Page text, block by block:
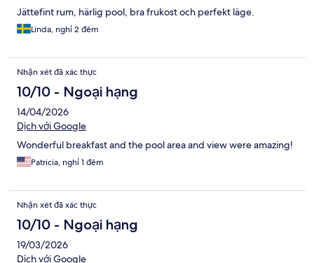
Jättefint rum, härlig pool, bra frukost och perfekt läge.
Linda, nghỉ 2 đêm
Nhận xét đã xác thực
10/10 - Ngoại hạng
14/04/2026
Dịch với Google
Wonderful breakfast and the pool area and view were amazing!
Patricia, nghỉ 1 đêm
Nhận xét đã xác thực
10/10 - Ngoại hạng
19/03/2026
Dịch với Google